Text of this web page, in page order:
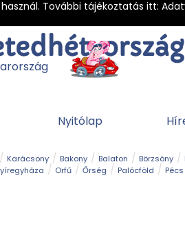
További tájékoztatás itt:
Nyitólap
Karácsony Bakony Balaton Börzsöny
Orfű Őrség Palócföld Pécs